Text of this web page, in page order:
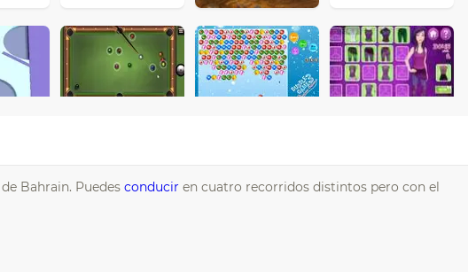
Bahrain. Puedes conducir en cuatro recorridos distintos pero con el